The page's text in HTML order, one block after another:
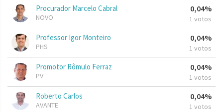
Procurador Marcelo Cabral
NOVO
0,04%
1 votos
Professor Igor Monteiro
PHS
0,04%
1 votos
Promotor Rômulo Ferraz
PV
0,04%
1 votos
Roberto Carlos
AVANTE
0,04%
1 votos